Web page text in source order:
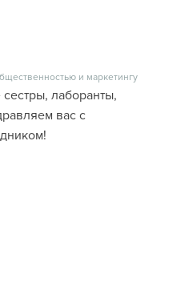
и маркетингу
лаборанты,
вас с